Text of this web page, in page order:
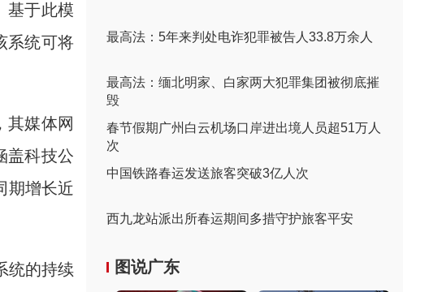
基于此模
系统可将
媒体网
盖科技公
期增长近
统的持续
最高法：5年来判处电诈犯罪被告人33.8万余人
最高法：缅北明家、白家两大犯罪集团被彻底摧
毁
春节假期广州白云机场口岸进出境人员超51万人
次
中国铁路春运发送旅客突破3亿人次
西九龙站派出所春运期间多措守护旅客平安
图说广东